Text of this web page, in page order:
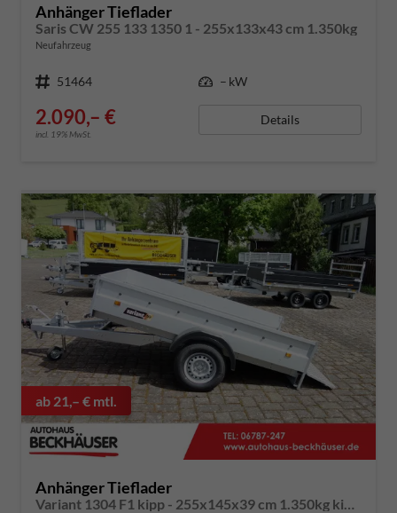
Anhänger Tieflader
Saris CW 255 133 1350 1 - 255x133x43 cm 1.350kg
Neufahrzeug
Fahrzeugnummer 51464 Leistung – kW
2.090,– €
incl. 19% MwSt.
Details
ab 21,– € mtl.
Anhänger Tieflader
Variant 1304 F1 kipp - 255x145x39 cm 1.350kg kippbar mit Überfahrklappe